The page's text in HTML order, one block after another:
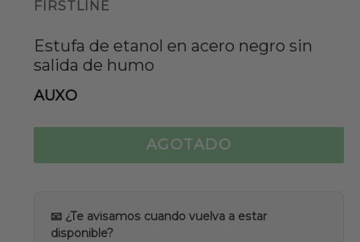
FIRSTLINE
Estufa de etanol en acero negro sin
salida de humo
AUXO
AGOTADO
📧 ¿Te avisamos cuando vuelva a estar
disponible?